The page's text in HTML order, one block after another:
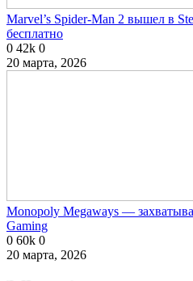
Marvel’s Spider-Man 2 вышел в
бесплатно
0 42k 0
20 марта, 2026
Monopoly Megaways —
Gaming
0 60k 0
20 марта, 2026